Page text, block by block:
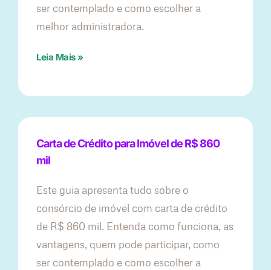
ser contemplado e como escolher a
melhor administradora.
Leia Mais »
Carta de Crédito para Imóvel de R$ 860
mil
Este guia apresenta tudo sobre o
consórcio de imóvel com carta de crédito
de R$ 860 mil. Entenda como funciona, as
vantagens, quem pode participar, como
ser contemplado e como escolher a